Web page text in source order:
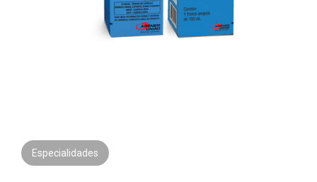
Especialidades